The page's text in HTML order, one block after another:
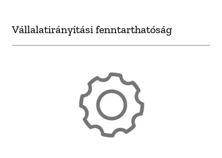
Vállalatirányítási fenntarthatóság